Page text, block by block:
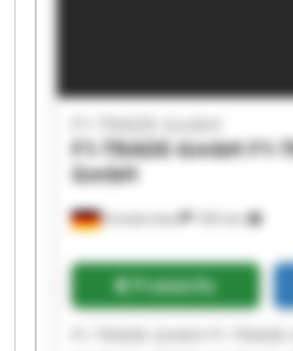
Emskirchen 183 km
F1-TRADE-GmbHF1-
GmbH
Preisinfo